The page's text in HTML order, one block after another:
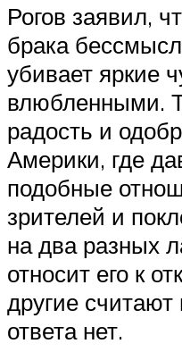
Рогов заявил,
брака
убивает яркие
влюбленными.
радость и
Америки, где
подобные
зрителей и
на два разных
относит его к
другие считают
ответа нет.